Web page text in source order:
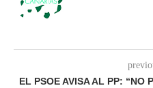
EL PSOE AVISA AL PP: “NO